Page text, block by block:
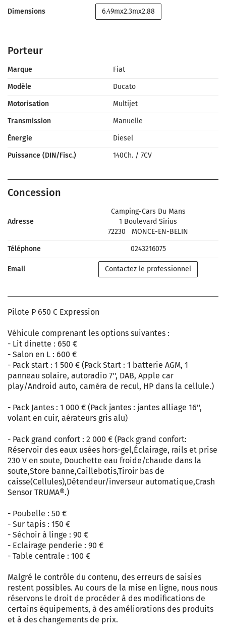
Dimensions
6.49mx2.3mx2.88
Porteur
Marque
Fiat
Modèle
Ducato
Motorisation
Multijet
Transmission
Manuelle
Énergie
Diesel
Puissance (DIN/Fisc.)
140Ch. / 7CV
Concession
Adresse
Camping-Cars Du Mans
1 Boulevard Sirius
72230
MONCE-EN-BELIN
Téléphone
0243216075
Email Contactez le professionnel
Pilote P 650 C Expression
Véhicule comprenant les options suivantes :
- Lit dinette : 650 €
- Salon en L : 600 €
- Pack start : 1 500 € (Pack Start : 1 batterie AGM, 1
panneau solaire, autoradio 7'', DAB, Apple car
play/Android auto, caméra de recul, HP dans la cellule.)
- Pack Jantes : 1 000 € (Pack jantes : jantes alliage 16'',
volant en cuir, aérateurs gris alu)
- Pack grand confort : 2 000 € (Pack grand confort:
Réservoir des eaux usées hors-gel,Éclairage, rails et prise
230 V en soute, Douchette eau froide/chaude dans la
soute,Store banne,Caillebotis,Tiroir bas de
caisse(Cellules),Détendeur/inverseur automatique,Crash
Sensor TRUMA®.)
- Poubelle : 50 €
- Sur tapis : 150 €
- Séchoir à linge : 90 €
- Eclairage penderie : 90 €
- Table centrale : 100 €
Malgré le contrôle du contenu, des erreurs de saisies
restent possibles. Au cours de la mise en ligne, nous nous
réservons le droit de procéder à des modifications de
certains équipements, à des améliorations des produits
et à des changements de prix.